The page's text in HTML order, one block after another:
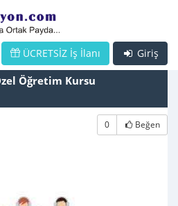
Giriş
ÜCRETSİZ İş İlanı
Öğretim Kursu
0 Beğen